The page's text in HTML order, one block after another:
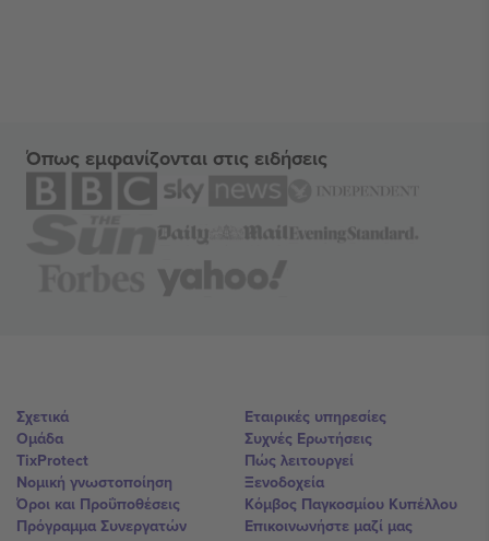
Όπως εμφανίζονται στις ειδήσεις
Σχετικά
Ομάδα
TixProtect
Νομική γνωστοποίηση
Όροι και Προΰποθέσεις
Πρόγραμμα Συνεργατών
Εταιρικές υπηρεσίες
Συχνές Ερωτήσεις
Πώς λειτουργεί
Ξενοδοχεία
Κόμβος Παγκοσμίου Κυπέλλου
Επικοινωνήστε μαζί μας